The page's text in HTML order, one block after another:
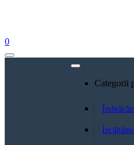
0
Categorii